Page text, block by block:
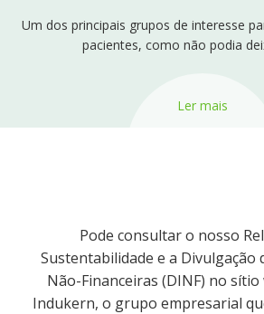
Um dos principais grupos de interesse
pacientes, como não podia
Ler mais
Pode consultar o nosso
Sustentabilidade e a Divulgação
Não-Financeiras (DINF) no
Indukern, o grupo empresarial